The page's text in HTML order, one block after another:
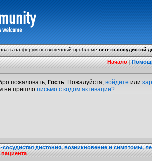
на форум посвященный проблемевегето-сосудистой
Начало|
пожаловать, Гость. Пожалуйста, войдите или
не пришло письмо с кодом активации?
сосудистая дистония, возникновение и симптомы,
пациента